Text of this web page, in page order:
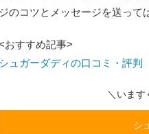
ジのコツとメッセージを送って
おすすめ記事>
シュガーダディの口コミ・評判
＼います
シ